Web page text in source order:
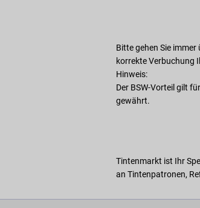
Bitte gehen Sie immer
korrekte Verbuchung
Hinweis:
Der BSW-Vorteil gilt
gewährt.
Tintenmarkt ist Ihr
an Tintenpatronen,